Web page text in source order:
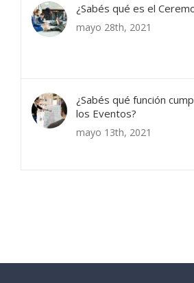
¿Sabés qué es el
mayo 28th, 2021
¿Sabés qué función
los Eventos?
mayo 13th, 2021